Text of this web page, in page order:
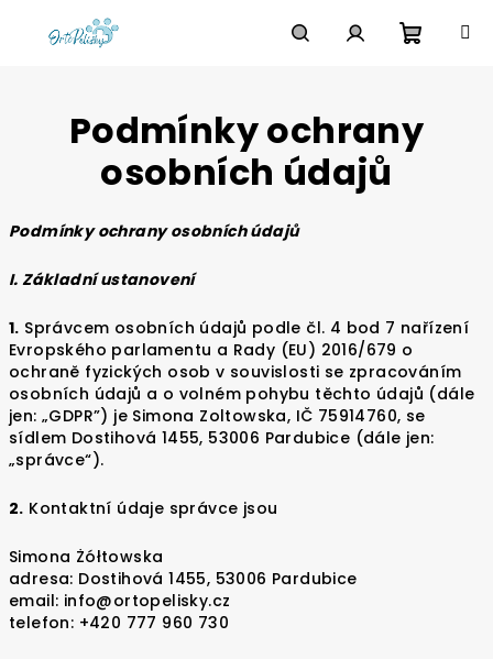
košík
Podmínky ochrany
osobních údajů
Podmínky ochrany osobních údajů
I. Základní ustanovení
1. Správcem osobních údajů podle čl. 4 bod 7 nařízení
Evropského parlamentu a Rady (EU) 2016/679 o
ochraně fyzických osob v souvislosti se zpracováním
osobních údajů a o volném pohybu těchto údajů (dále
jen: „GDPR”) je Simona Zoltowska, IČ 75914760, se
sídlem Dostihová 1455, 53006 Pardubice (dále jen:
„správce“).
2. Kontaktní údaje správce jsou
Simona Żółtowska
adresa: Dostihová 1455, 53006 Pardubice
email: info@ortopelisky.cz
telefon: +420 777 960 730